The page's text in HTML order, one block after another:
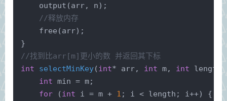
output (arr, n);
//释放内存
free (arr);
}
//找到比arr[m]更小的数 并返回其下标
int
selectMinKey(int* arr, int m, int length)
int min = m;
for (int i = m + 1 ; i < length; i++) {